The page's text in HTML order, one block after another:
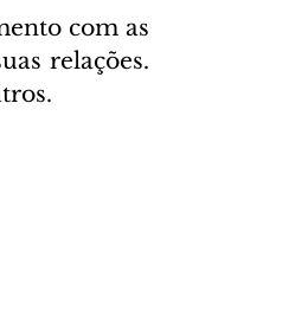
com as
relações.